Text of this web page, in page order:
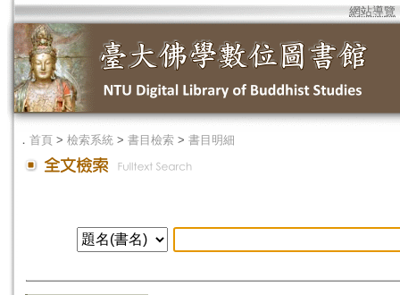
網站導覽
． 首頁 > 檢索系統 > 書目檢索 > 書目明細